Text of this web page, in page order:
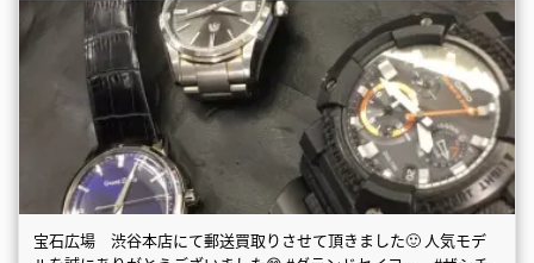
宝石広場 渋谷本店にて郵送買取りさせて頂きました🙂 人気モデ